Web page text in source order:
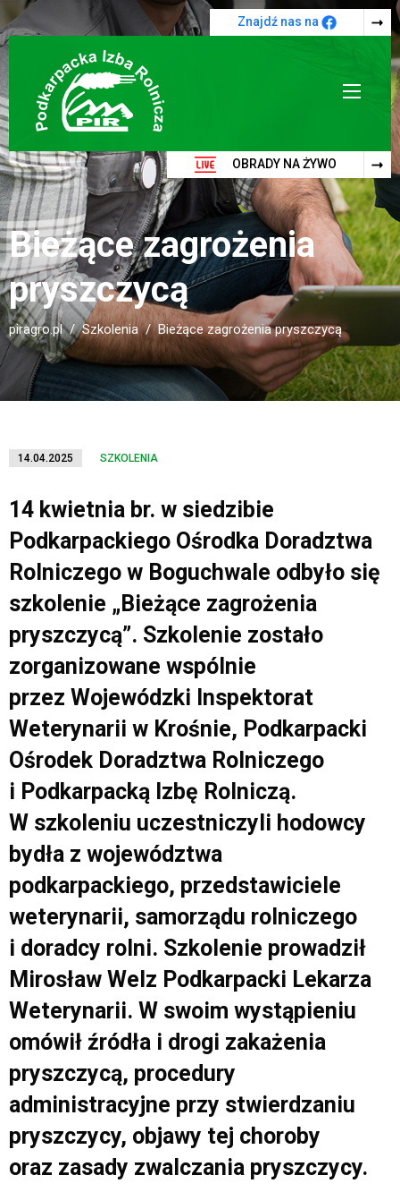
Przejdź do treści
Znajdź nas na
OBRADY NA ŻYWO
Bieżące zagrożenia
pryszczycą
piragro.pl Szkolenia Bieżące zagrożenia pryszczycą
14.04.2025 SZKOLENIA
14 kwietnia br. w siedzibie
Podkarpackiego Ośrodka Doradztwa
Rolniczego w Boguchwale odbyło się
szkolenie „Bieżące zagrożenia
pryszczycą”. Szkolenie zostało
zorganizowane wspólnie
przez Wojewódzki Inspektorat
Weterynarii w Krośnie, Podkarpacki
Ośrodek Doradztwa Rolniczego
i Podkarpacką Izbę Rolniczą.
W szkoleniu uczestniczyli hodowcy
bydła z województwa
podkarpackiego, przedstawiciele
weterynarii, samorządu rolniczego
i doradcy rolni. Szkolenie prowadził
Mirosław Welz Podkarpacki Lekarza
Weterynarii. W swoim wystąpieniu
omówił źródła i drogi zakażenia
pryszczycą, procedury
administracyjne przy stwierdzaniu
pryszczycy, objawy tej choroby
oraz zasady zwalczania pryszczycy.